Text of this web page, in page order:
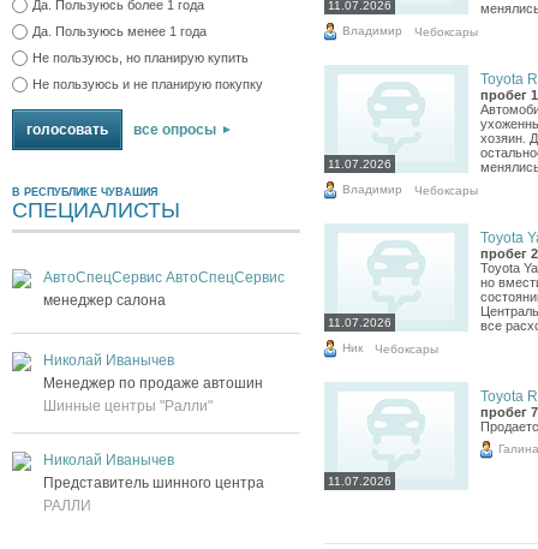
Да. Пользуюсь более 1 года
Да. Пользуюсь менее 1 года
Не пользуюсь, но планирую купить
Не пользуюсь и не планирую покупку
все опросы
В РЕСПУБЛИКЕ ЧУВАШИЯ
СПЕЦИАЛИСТЫ
АвтоСпецСервис АвтоСпецСервис
менеджер салона
Николай Иванычев
Менеджер по продаже автошин
Шинные центры "Ралли"
Николай Иванычев
Представитель шинного центра
РАЛЛИ
11.07.2026
Владимир Чебоксары
11.07.2026
Toyota
пробег
хозяин.
Владимир Чебоксары
11.07.2026
Toyota
пробег
Toyota
но
все
Ник Чебоксары
11.07.2026
Toyota
пробег